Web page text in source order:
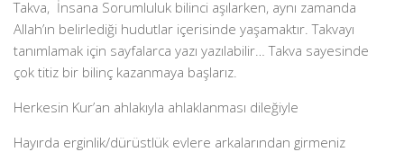
Takva, İnsana Sorumluluk bilinci aşılarken, aynı zamanda
Allah’ın belirlediği hudutlar içerisinde yaşamaktır. Takvayı
tanımlamak için sayfalarca yazı yazılabilir… Takva sayesinde
çok titiz bir bilinç kazanmaya başlarız.
Herkesin Kur’an ahlakıyla ahlaklanması dileğiyle
Hayırda erginlik/dürüstlük evlere arkalarından girmeniz